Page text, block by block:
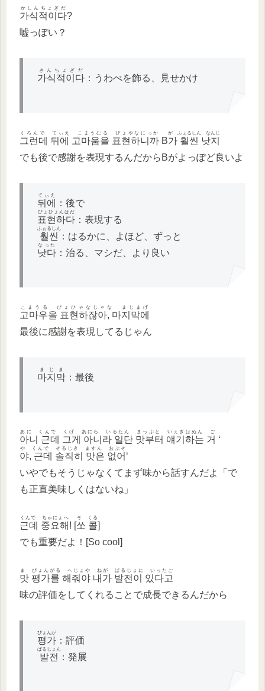
가식적이다
かしんちょぎだ
?
嘘っぽい？
가식적이다
きんちょぎだ
：うわべを飾る、見せかけ
그런데 뒤에 고마움을 표현하니까
くろんで てぃえ こまうむる ぴょやなにっか
B가 훨씬 낫지
が ふぇるしん なんじ
でも後で感謝を表現するんだからBがよっぽど良いよ
뒤에
てぃえ
：後で
표현하다
ぴょひょんはだ
：表現する
훨씬
ふぉるしん
：はるかに、よほど、ずっと
낫다
なった
：治る、マシだ、より良い
고마우을 표현하잖아, 마지막에
こまうる ぴょひゃなじゃな まじまげ
最後に感謝を表現してるじゃん
마지막
まじま
：最後
아니 근데 그게 아니라 일단 맛부터 얘기하는 거
あに くんで くげ あにら いるたん まっぷと いぇぎはぬん ご
‘
야, 근데 솔직히 맛은 없어
や くんで そるじき ますん おぷそ
‘
いやでもそうじゃなくてまず味から話すんだよ「で
も正直美味しくはないね」
근데 중요해
くんで ちゅにょへ
! [쏘 콜
そ くる
]
でも重要だよ！[So cool]
맛 평가를 해줘야 내가 발전이 있다고
ま ぴょんがる へじょや ねが ぱるじょに いったご
味の評価をしてくれることで成長できるんだから
평가
ぴょんが
：評価
발전
ぱるじょん
：発展